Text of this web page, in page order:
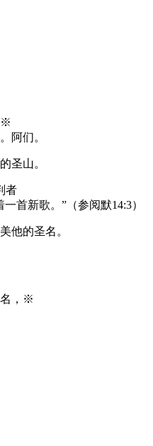
※
阿们。
圣山。
者
首新歌。”（参阅默14:3）
他的圣名。
名，※